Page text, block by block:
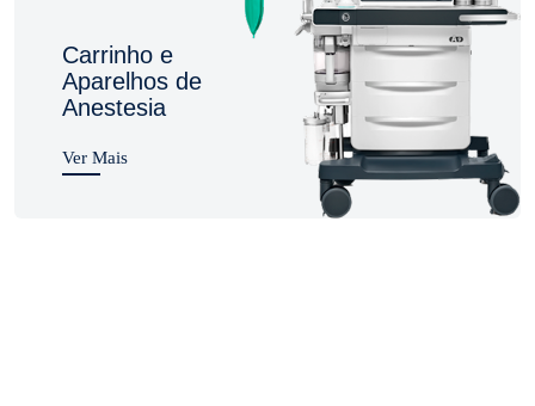
Carrinho e
Aparelhos de
Anestesia
Ver Mais